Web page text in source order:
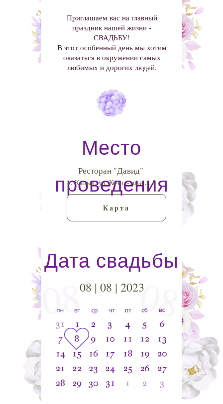
Место
проведения
Ресторан "Давид"
г. Кызыл, ул. Кечил-оола д. 3
08
Карта
Приглашаем вас на главный
праздник нашей жизни -
СВАДЬБУ!
В этот особенный день мы хотим
оказаться в окружении самых
любимых и дорогих людей.
Дата свадьбы
08 | 08 | 2023
08